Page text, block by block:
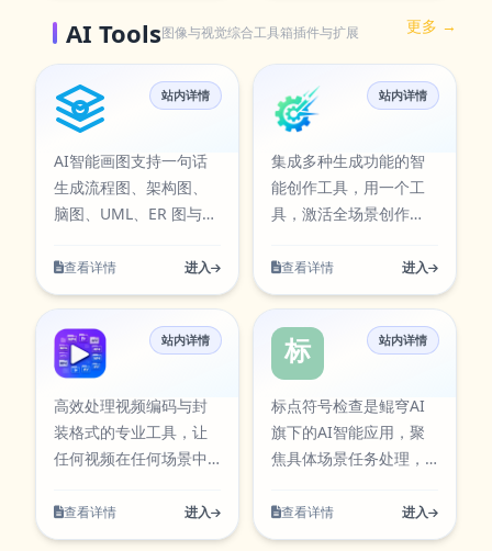
台,免费验证码接收平台,
虚拟手机号接收短信
app,哪个短信平台,云短
信概述 云短信是一种基
于云计算技术的短信服
务解决方案，它提供了
一种便捷、高效、安全
的方式来发送和接收短
信。通过云短信，用户
进行访问，实现短信的
发送和管理。 云短信主
要功能 云短信的主要功
能包括： 1. 短信发送：
用户可以向手机用户发
送各种类型的短信，如
验证码、通知、营销
AI Tools图像与视觉综合工具箱插件与扩展 更多 →
AI智能画图
站内详情
AI智能画图支持一句话
生成流程图、架构图、
脑图、UML、ER 图与网
话修改、文件导入和识
图复刻继续完善图表。
查看详情 进入
万能生成器
站内详情
集成多种生成功能的智
能创作工具，用一个工
具，激活全场景创作
容，只要输入想法，剩
下的交给“万能生成器”。
用场景设计，支持从输
入到结果的完整流程，
适合日常办公、内容创
作、学习研究与团队协
作等多类任务。在使用
数与输出方式，帮助你
查看详情 进入
视频格式助手
站内详情
高效处理视频编码与封
装格式的专业工具，让
任何视频在任何场景中
创作更自由。 视频格式
助手围绕实际使用场景
查看详情 进入
标点符号检查
站内详情
标点符号检查是鲲穹AI
旗下的AI智能应用，聚
焦具体场景任务处理，
流程。支持信息结构整
理与流程表达，提升整
查看详情 进入